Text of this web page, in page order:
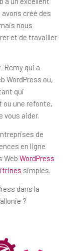
créé des
nous
et de travailler
Remy qui a
WordPress ou,
qui
ou une refonte,
vous aider.
de
en ligne
Web WordPress
simples.
dans la
?